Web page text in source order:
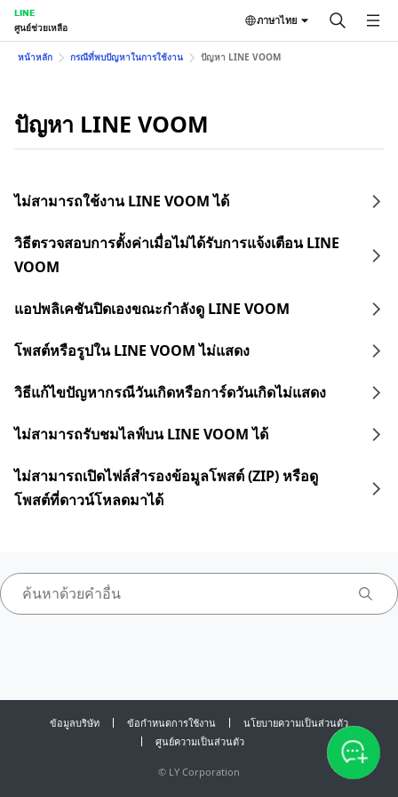
LINE
ศูนย์ช่วยเหลือ
ภาษาไทย
หน้าหลัก กรณีที่พบปัญหาในการใช้งาน ปัญหา LINE VOOM
ปัญหา LINE VOOM
ไม่สามารถใช้งาน LINE VOOM ได้
วิธีตรวจสอบการตั้งค่าเมื่อไม่ได้รับการแจ้งเตือน LINE
VOOM
แอปพลิเคชันปิดเองขณะกำลังดู LINE VOOM
โพสต์หรือรูปใน LINE VOOM ไม่แสดง
วิธีแก้ไขปัญหากรณีวันเกิดหรือการ์ดวันเกิดไม่แสดง
ไม่สามารถรับชมไลฟ์บน LINE VOOM ได้
ไม่สามารถเปิดไฟล์สำรองข้อมูลโพสต์ (ZIP) หรือดู
โพสต์ที่ดาวน์โหลดมาได้
ข้อมูลบริษัท ข้อกำหนดการใช้งาน
นโยบายความเป็นส่วนตัว
ศูนย์ความเป็นส่วนตัว
© LY Corporation